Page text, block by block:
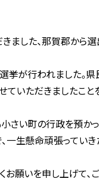
した、那賀郡から選
挙が行われました。
いただきましたこと
さい町の行政を預
一生懸命頑張ってい
願いを申し上げて、